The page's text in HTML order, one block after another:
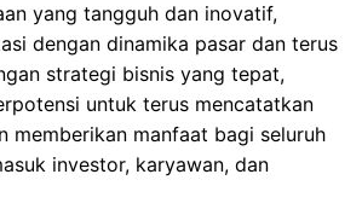
yang tangguh dan inovatif,
dengan dinamika pasar dan terus
strategi bisnis yang tepat,
untuk terus mencatatkan
memberikan manfaat bagi seluruh
investor, karyawan, dan